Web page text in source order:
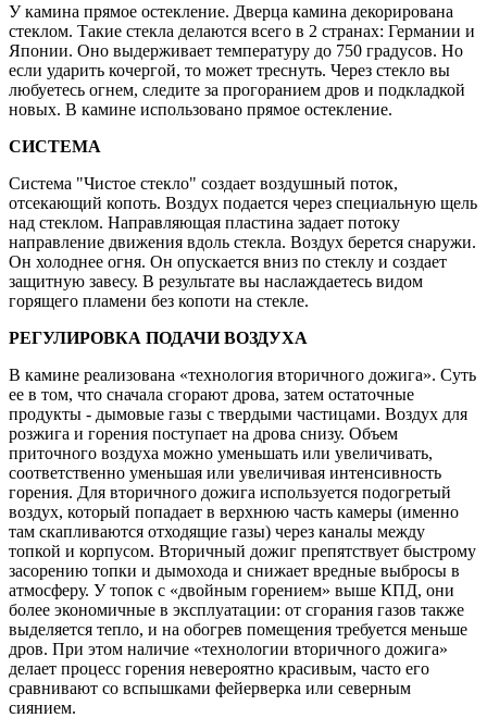
У камина прямое остекление. Дверца камина декорирована
стеклом. Такие стекла делаются всего в 2 странах: Германии и
Японии. Оно выдерживает температуру до 750 градусов. Но
если ударить кочергой, то может треснуть. Через стекло вы
любуетесь огнем, следите за прогоранием дров и подкладкой
новых. В камине использовано прямое остекление.
СИСТЕМА
Система "Чистое стекло" создает воздушный поток,
отсекающий копоть. Воздух подается через специальную щель
над стеклом. Направляющая пластина задает потоку
направление движения вдоль стекла. Воздух берется снаружи.
Он холоднее огня. Он опускается вниз по стеклу и создает
защитную завесу. В результате вы наслаждаетесь видом
горящего пламени без копоти на стекле.
РЕГУЛИРОВКА ПОДАЧИ ВОЗДУХА
В камине реализована «технология вторичного дожига». Суть
ее в том, что сначала сгорают дрова, затем остаточные
продукты - дымовые газы с твердыми частицами. Воздух для
розжига и горения поступает на дрова снизу. Объем
приточного воздуха можно уменьшать или увеличивать,
соответственно уменьшая или увеличивая интенсивность
горения. Для вторичного дожига используется подогретый
воздух, который попадает в верхнюю часть камеры (именно
там скапливаются отходящие газы) через каналы между
топкой и корпусом. Вторичный дожиг препятствует быстрому
засорению топки и дымохода и снижает вредные выбросы в
атмосферу. У топок с «двойным горением» выше КПД, они
более экономичные в эксплуатации: от сгорания газов также
выделяется тепло, и на обогрев помещения требуется меньше
дров. При этом наличие «технологии вторичного дожига»
делает процесс горения невероятно красивым, часто его
сравнивают со вспышками фейерверка или северным
сиянием.